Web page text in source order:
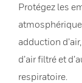
Protégez les
adduction
d’air filtré et
respiratoire.